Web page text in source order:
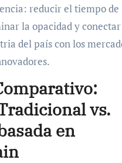
reducir el tiempo de
la opacidad y conectar
del país con los
vs.
en